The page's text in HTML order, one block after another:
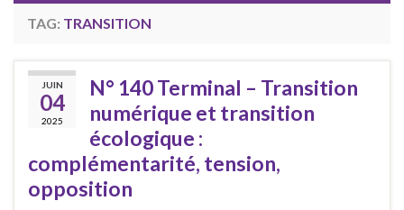
TAG: TRANSITION
JUIN
04
2025
N° 140 Terminal – Transition
numérique et transition
écologique :
complémentarité, tension,
opposition